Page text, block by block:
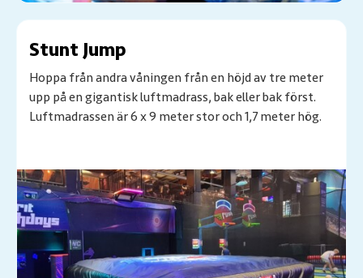
Stunt Jump
Hoppa från andra våningen från en höjd av tre meter
upp på en gigantisk luftmadrass, bak eller bak först.
Luftmadrassen är 6 x 9 meter stor och 1,7 meter hög.